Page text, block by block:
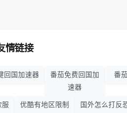
情链接
回国加速器
番茄免费回国加
速器
番
服 优酷有地区限制 国外怎么打反